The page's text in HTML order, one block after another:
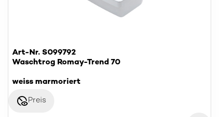
Art-Nr. S099792
Waschtrog Romay-Trend 70
weiss marmoriert
disabled_visiblePreis